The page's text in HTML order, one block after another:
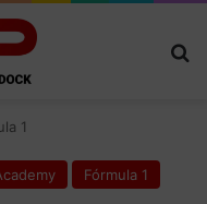
1
Fórmula 1